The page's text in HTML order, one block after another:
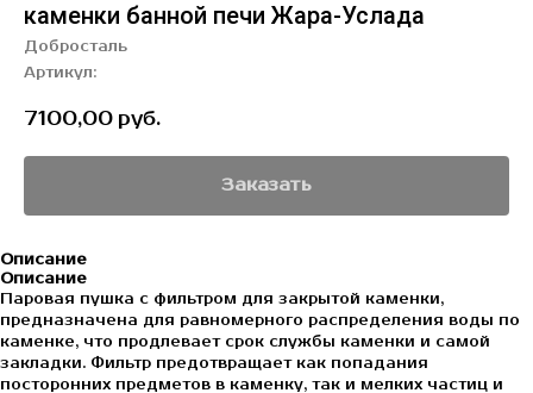
каменки банной печи Жара-Услада
Добросталь
Артикул:
7100,00 руб.
Заказать
Описание
Описание
Паровая пушка с фильтром для закрытой каменки,
предназначена для равномерного распределения воды по
каменке, что продлевает срок службы каменки и самой
закладки. Фильтр предотвращает как попадания
посторонних предметов в каменку, так и мелких частиц и